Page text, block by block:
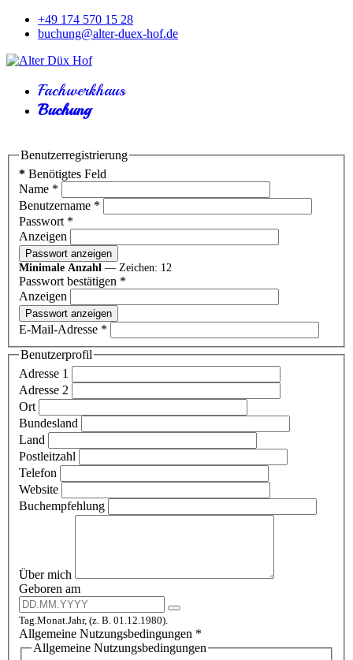
+49 174 570 15 28
buchung@alter-duex-hof.de
Fachwerkhaus
Buchung
Benutzerregistrierung
* Benötigtes Feld
Name *
Benutzername *
Passwort *
Anzeigen
Passwort anzeigen
Minimale Anzahl — Zeichen: 12
Passwort bestätigen *
Anzeigen
Passwort anzeigen
E-Mail-Adresse *
Benutzerprofil
Adresse 1
Adresse 2
Ort
Bundesland
Land
Postleitzahl
Telefon
Website
Buchempfehlung
Über mich
Geboren am
Tag.Monat.Jahr, (z. B. 01.12.1980).
Allgemeine Nutzungsbedingungen *
Allgemeine Nutzungsbedingungen